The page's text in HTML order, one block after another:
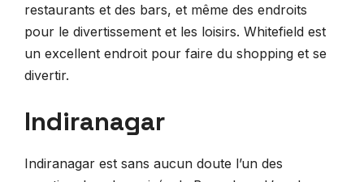
restaurants et des bars, et même des endroits
pour le divertissement et les loisirs. Whitefield est
un excellent endroit pour faire du shopping et se
divertir.
Indiranagar
Indiranagar est sans aucun doute l’un des